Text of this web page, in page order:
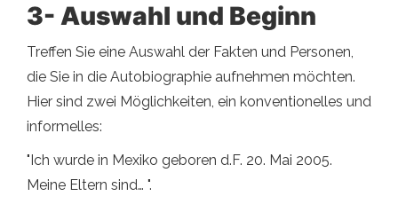
3- Auswahl und Beginn
Treffen Sie eine Auswahl der Fakten und Personen,
die Sie in die Autobiographie aufnehmen möchten.
Hier sind zwei Möglichkeiten, ein konventionelles und
informelles:
"Ich wurde in Mexiko geboren d.F. 20. Mai 2005.
Meine Eltern sind… ".